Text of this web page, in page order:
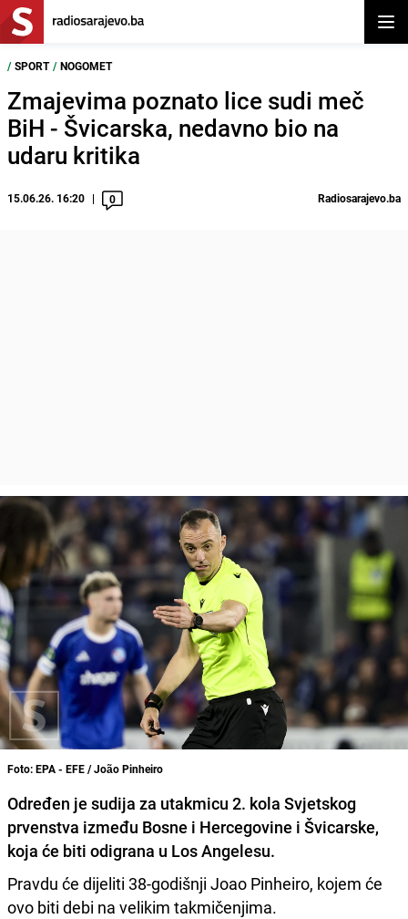
/ SPORT / NOGOMET
Zmajevima poznato lice sudi meč
BiH - Švicarska, nedavno bio na
udaru kritika
15.06.26. 16:20 0 Radiosarajevo.ba
Foto: EPA - EFE / João Pinheiro
Određen je sudija za utakmicu 2. kola Svjetskog
prvenstva između Bosne i Hercegovine i Švicarske,
koja će biti odigrana u Los Angelesu.
Pravdu će dijeliti 38-godišnji Joao Pinheiro, kojem će
ovo biti debi na velikim takmičenjima.